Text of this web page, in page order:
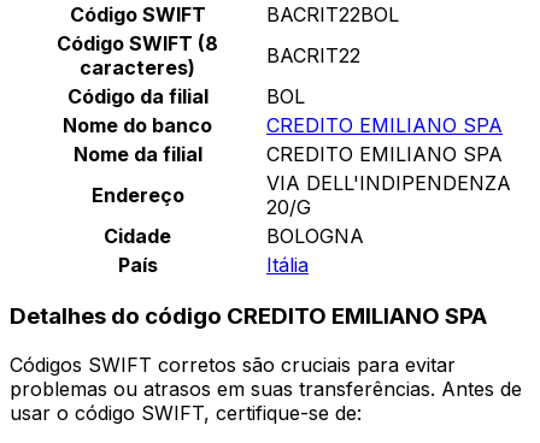
Código SWIFT
BACRIT22BOL
Código SWIFT (8
caracteres)
BACRIT22
Código da filial
BOL
Nome do banco
CREDITO EMILIANO SPA
Nome da filial
CREDITO EMILIANO SPA
Endereço
VIA DELL'INDIPENDENZA
20/G
Cidade
BOLOGNA
País
Itália
Detalhes do código CREDITO EMILIANO SPA
Códigos SWIFT corretos são cruciais para evitar
problemas ou atrasos em suas transferências. Antes de
usar o código SWIFT, certifique-se de: